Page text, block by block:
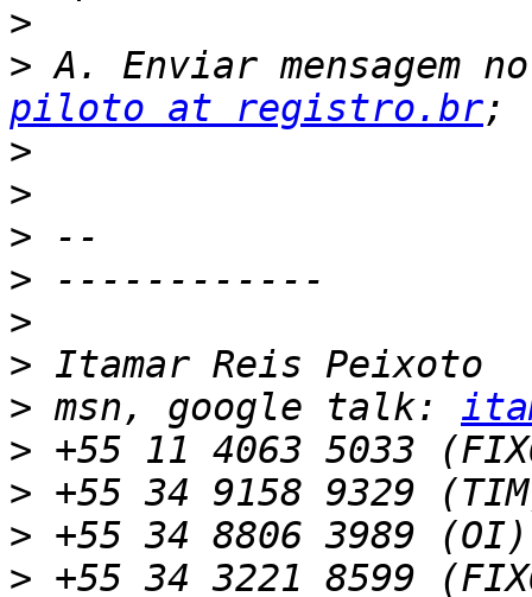
>
> A. Enviar mensagem
piloto at registro.br
>
>
>
>
>
>
> msn, google talk:
>
>
>
>